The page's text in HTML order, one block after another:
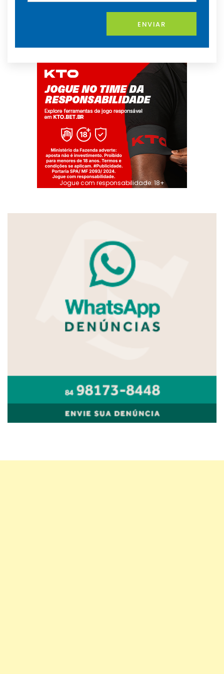
ENVIAR
Jogue com responsabilidade. 18+